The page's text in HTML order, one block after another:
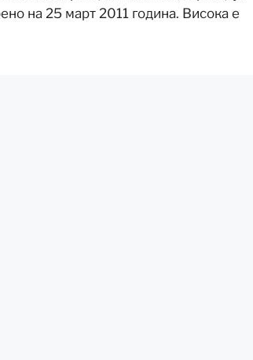
на 25 март 2011 година. Висока е